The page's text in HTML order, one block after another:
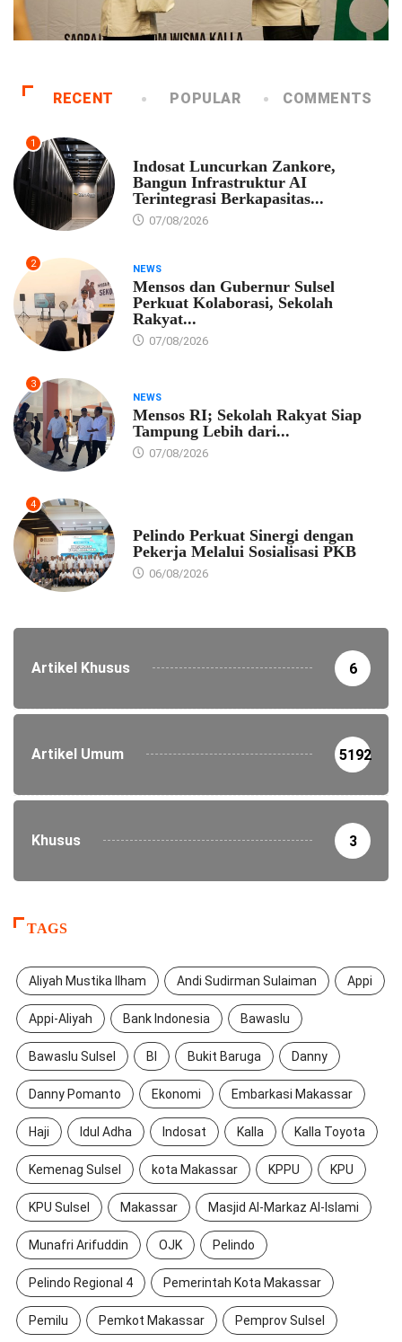
RECENT POPULAR COMMENTS
1
Indosat Luncurkan Zankore,
Bangun Infrastruktur AI
Terintegrasi Berkapasitas...
07/08/2026
2 NEWS
Mensos dan Gubernur Sulsel
Perkuat Kolaborasi, Sekolah
Rakyat...
07/08/2026
3
NEWS
Mensos RI; Sekolah Rakyat Siap
Tampung Lebih dari...
07/08/2026
4
Pelindo Perkuat Sinergi dengan
Pekerja Melalui Sosialisasi PKB
06/08/2026
Artikel Khusus 6
Artikel Umum 5192
Khusus 3
TAGS
Aliyah Mustika Ilham Andi Sudirman Sulaiman Appi
Appi-Aliyah Bank Indonesia Bawaslu
Bawaslu Sulsel BI Bukit Baruga Danny
Danny Pomanto Ekonomi Embarkasi Makassar
Haji Idul Adha Indosat Kalla Kalla Toyota
Kemenag Sulsel kota Makassar KPPU KPU
KPU Sulsel Makassar Masjid Al-Markaz Al-Islami
Munafri Arifuddin OJK Pelindo
Pelindo Regional 4 Pemerintah Kota Makassar
Pemilu Pemkot Makassar Pemprov Sulsel